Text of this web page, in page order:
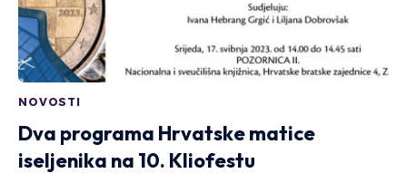
NOVOSTI
Dva programa Hrvatske matice
iseljenika na 10. Kliofestu